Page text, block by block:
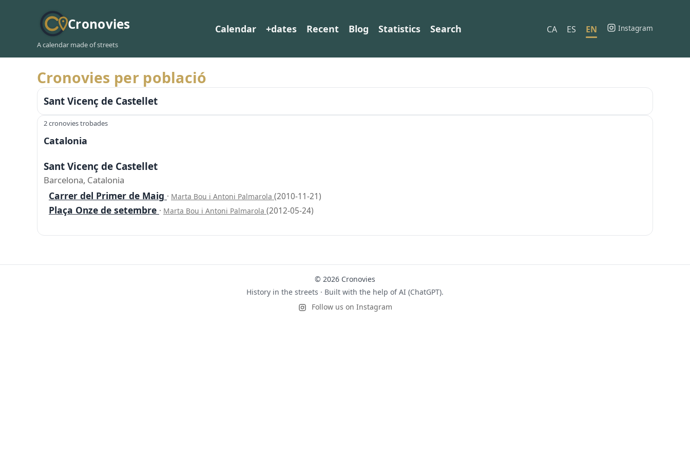
Cronovies
A calendar made of streets
Calendar +dates Recent Blog Statistics Search CA ES EN Instagram
Cronovies per població
Sant Vicenç de Castellet
2 cronovies trobades
Catalonia
Sant Vicenç de Castellet
Barcelona, Catalonia
Carrer del Primer de Maig · Marta Bou i Antoni Palmarola (2010-11-21)
Plaça Onze de setembre · Marta Bou i Antoni Palmarola (2012-05-24)
© 2026 Cronovies
History in the streets · Built with the help of AI (ChatGPT).
Follow us on Instagram